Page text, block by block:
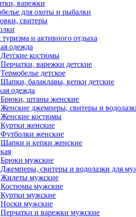
варежки
для охоты и рыбалки
свитеры
и активного отдыха
одежда
Детские костюмы
Перчатки, варежки детские
Термобелье детское
Шапки, балаклавы, кепки детские
одежда
Брюки, штаны женские
Женские джемперы, свитеры и
Женские костюмы
Куртки женские
Футболки женские
Шапки и кепки женские
Брюки мужские
Джемперы, свитеры и водолазки для
Жилеты мужские
Костюмы мужские
Куртки мужские
Носки мужские
Перчатки и варежки мужские